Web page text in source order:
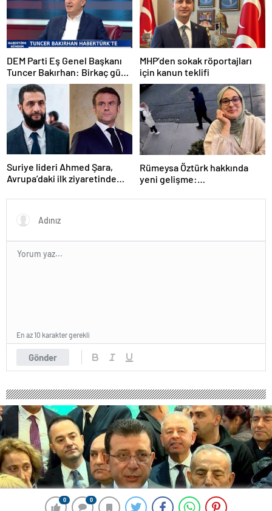
0 0
DEM Parti Eş Genel Başkanı
Tuncer Bakırhan: Birkaç gün
içerisinde kongre kararları
açıklanacak
MHP’den sokak röportajları
için kanun teklifi
Suriye lideri Ahmed Şara,
Avrupa’daki ilk ziyaretinde
Rümeysa Öztürk hakkında
yeni gelişme:
geciktirilmemesini istedi
Gönder
En az 10 karakter gerekli
0 0